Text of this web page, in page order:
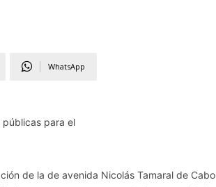
WhatsApp
para el
de la de avenida Nicolás Tamaral de Cabo